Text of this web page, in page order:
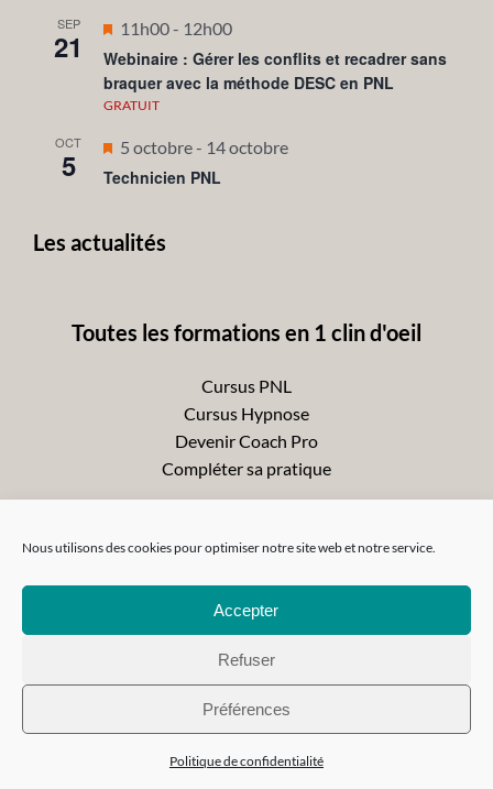
Nous utilisons des cookies pour optimiser notre site web et notre service.
Accepter
Refuser
Préférences
Politique de confidentialité
SEP
21
Mis
en
avant
11h00- 12h00
Webinaire : Gérer les conflits et recadrer sans
braquer avec la méthode DESC en PNL
GRATUIT
OCT
5
Mis
en
5 octobre- 14 octobre
Technicien PNL
Les actualités
Toutes les formations en 1 clin d'oeil
Cursus PNL
Cursus Hypnose
Devenir Coach Pro
Compléter sa pratique